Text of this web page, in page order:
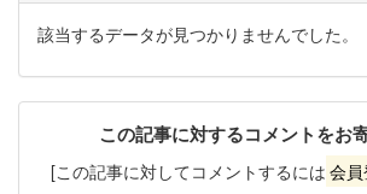
該当するデータが見つかりませんでした。
この記事に対するコメントをお
[この記事に対してコメントするには 会